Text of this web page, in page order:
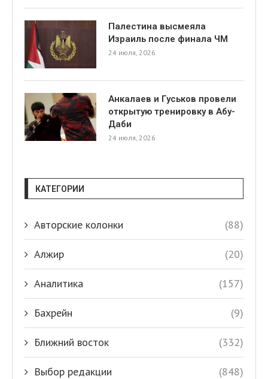
Палестина высмеяла
Израиль после финала ЧМ
24 июля, 2026
Анкалаев и Гуськов провели
открытую тренировку в Абу-
Даби
24 июля, 2026
КАТЕГОРИИ
Авторские колонки (88)
Алжир (20)
Аналитика (157)
Бахрейн (9)
Ближний восток (332)
Выбор редакции (848)